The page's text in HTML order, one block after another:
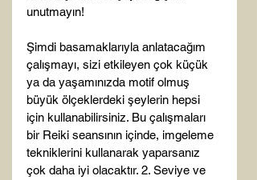
unutmayın!
Şimdi basamaklarıyla anlatacağım
çalışmayı, sizi etkileyen çok küçük
ya da yaşamınızda motif olmuş
büyük ölçeklerdeki şeylerin hepsi
için kullanabilirsiniz. Bu çalışmaları
bir Reiki seansının içinde, imgeleme
tekniklerini kullanarak yaparsanız
çok daha iyi olacaktır. 2. Seviye ve